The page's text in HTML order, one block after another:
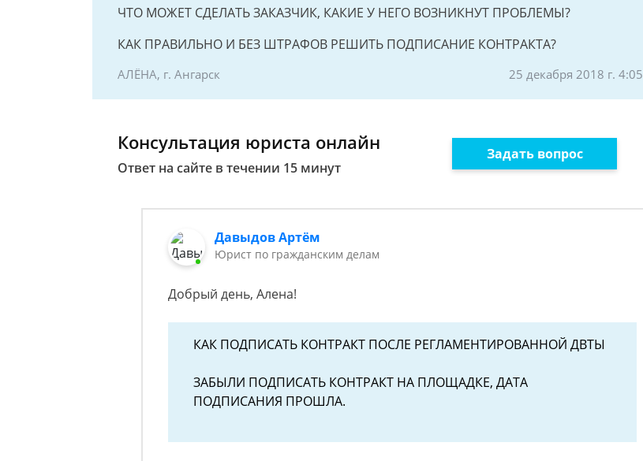
ЧТО МОЖЕТ СДЕЛАТЬ ЗАКАЗЧИК, КАКИЕ У НЕГО ВОЗНИКНУТ ПРОБЛЕМЫ?
КАК ПРАВИЛЬНО И БЕЗ ШТРАФОВ РЕШИТЬ ПОДПИСАНИЕ КОНТРАКТА?
АЛЁНА, г. Ангарск 25 декабря 2018 г. 4:05
Консультация юриста онлайн
Ответ на сайте в течении 15 минут
Задать вопрос
Давыдов Артём
Юрист по гражданским делам
Добрый день, Алена!
КАК ПОДПИСАТЬ КОНТРАКТ ПОСЛЕ РЕГЛАМЕНТИРОВАННОЙ ДВТЫ
ЗАБЫЛИ ПОДПИСАТЬ КОНТРАКТ НА ПЛОЩАДКЕ, ДАТА
ПОДПИСАНИЯ ПРОШЛА.